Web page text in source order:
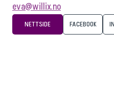
eva@willix.no
NETTSIDE FACEBOOK